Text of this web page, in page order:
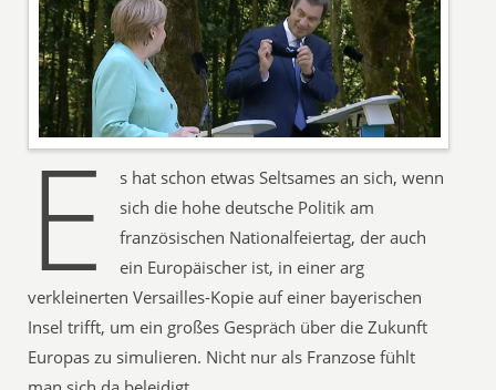
E
s hat schon etwas Seltsames an sich, wenn
sich die hohe deutsche Politik am
französischen Nationalfeiertag, der auch
ein Europäischer ist, in einer arg
verkleinerten Versailles-Kopie auf einer bayerischen
Insel trifft, um ein großes Gespräch über die Zukunft
Europas zu simulieren. Nicht nur als Franzose fühlt